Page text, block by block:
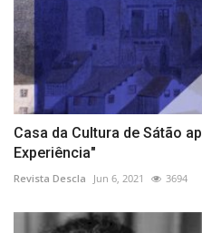
Casa da Cultura de Sátão
Experiência"
Revista Descla Jun 6, 2021 3694